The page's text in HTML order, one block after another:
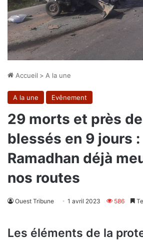
Accueil > A la une
A la une Evênement
29 morts et près
blessés en 9 jours :
Ramadhan déjà
nos routes
Ouest Tribune 1 avril 2023 586
Les éléments de la